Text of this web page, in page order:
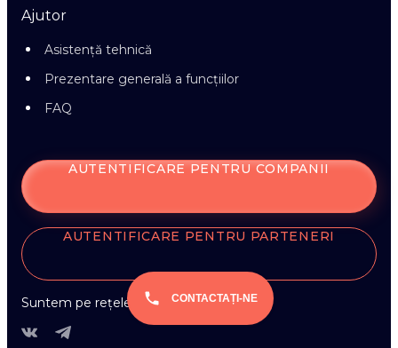
CONTACTAȚI-NE
Ajutor
Asistență tehnică
Prezentare generală a funcțiilor
FAQ
AUTENTIFICARE PENTRU COMPANII
AUTENTIFICARE PENTRU PARTENERI
Suntem pe rețelele sociale: